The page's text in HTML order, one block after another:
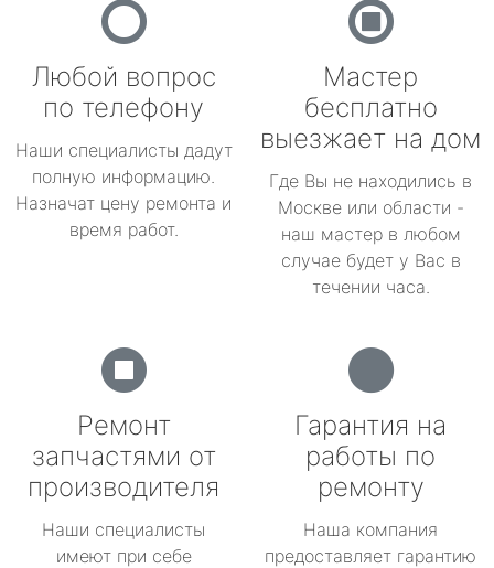
Любой вопрос
по телефону
Наши специалисты дадут
полную информацию.
Назначат цену ремонта и
время работ.
Мастер
бесплатно
выезжает на дом
Где Вы не находились в
Москве или области -
наш мастер в любом
случае будет у Вас в
течении часа.
Ремонт
запчастями от
производителя
Наши специалисты
имеют при себе
Гарантия на
работы по
ремонту
Наша компания
предоставляет гарантию